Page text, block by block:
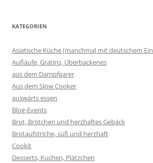
KATEGORIEN
Asiatische Küche (manchmal mit deutschem
Aufläufe, Gratins, Überbackenes
aus dem Dampfgarer
Aus dem Slow Cooker
auswärts essen
Blog-Events
Brot, Brötchen und herzhaftes Gebäck
Brotaufstriche, süß und herzhaft
Cookit
Desserts, Kuchen, Plätzchen